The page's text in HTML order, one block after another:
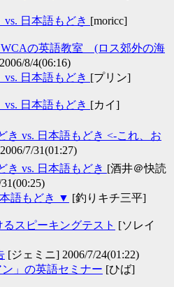
vs. 日本語もどき [moricc]
の英語教室 (ロス郊外の海
8/4(06:16)
vs. 日本語もどき [プリン]
vs. 日本語もどき [カイ]
き vs. 日本語もどき <-これ、お
7/31(01:27)
き vs. 日本語もどき [酒井＠快読
語もどき ▼ [釣りキチ三平]
スピーキングテスト [ソレイ
[ジェミニ] 2006/7/24(01:22)
」の英語セミナー [ひば]